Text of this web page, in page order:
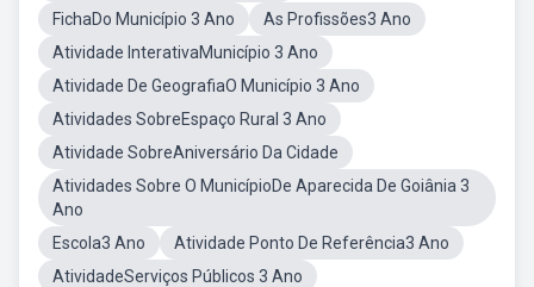
FichaDo Município 3 Ano
As Profissões3 Ano
Atividade InterativaMunicípio 3 Ano
Atividade De GeografiaO Município 3 Ano
Atividades SobreEspaço Rural 3 Ano
Atividade SobreAniversário Da Cidade
Atividades Sobre O MunicípioDe Aparecida De Goiânia 3
Ano
Escola3 Ano
Atividade Ponto De Referência3 Ano
AtividadeServiços Públicos 3 Ano